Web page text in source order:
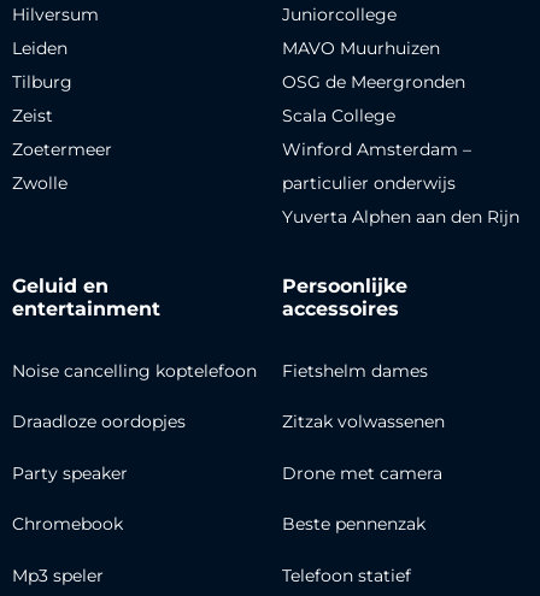
Hilversum
Leiden
Tilburg
Zeist
Zoetermeer
Zwolle
Juniorcollege
MAVO Muurhuizen
OSG de Meergronden
Scala College
Winford Amsterdam –
particulier onderwijs
Yuverta Alphen aan den Rijn
Geluid en
entertainment
Noise cancelling koptelefoon
Draadloze oordopjes
Party speaker
Chromebook
Mp3 speler
Persoonlijke
accessoires
Fietshelm dames
Zitzak volwassenen
Drone met camera
Beste pennenzak
Telefoon statief